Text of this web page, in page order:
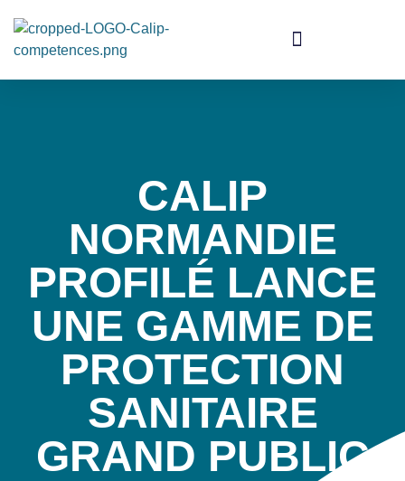
CALIP
NORMANDIE
PROFILÉ LANCE
UNE GAMME DE
PROTECTION
SANITAIRE
GRAND PUBLIC